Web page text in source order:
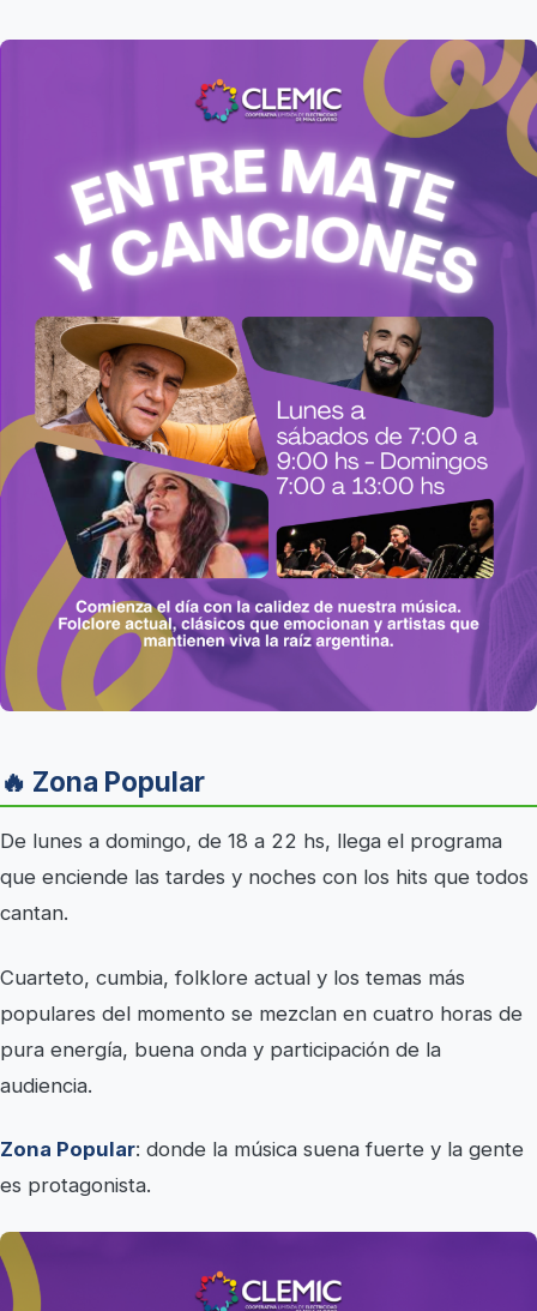
🔥 Zona Popular
De lunes a domingo, de 18 a 22 hs, llega el programa
que enciende las tardes y noches con los hits que todos
cantan.
Cuarteto, cumbia, folklore actual y los temas más
populares del momento se mezclan en cuatro horas de
pura energía, buena onda y participación de la
audiencia.
Zona Popular: donde la música suena fuerte y la gente
es protagonista.